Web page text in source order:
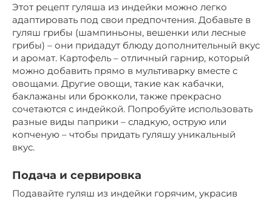
Этот рецепт гуляша из индейки можно легко
адаптировать под свои предпочтения. Добавьте в
гуляш грибы (шампиньоны, вешенки или лесные
грибы) – они придадут блюду дополнительный вкус
и аромат. Картофель – отличный гарнир, который
можно добавить прямо в мультиварку вместе с
овощами. Другие овощи, такие как кабачки,
баклажаны или брокколи, также прекрасно
сочетаются с индейкой. Попробуйте использовать
разные виды паприки – сладкую, острую или
копченую – чтобы придать гуляшу уникальный
вкус.
Подача и сервировка
Подавайте гуляш из индейки горячим, украсив